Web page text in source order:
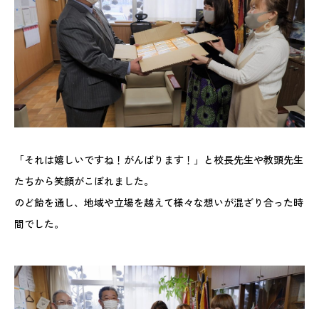
「それは嬉しいですね！がんばります！」と校長先生や教頭先生
たちから笑顔がこぼれました。
のど飴を通し、地域や立場を越えて様々な想いが混ざり合った時
間でした。